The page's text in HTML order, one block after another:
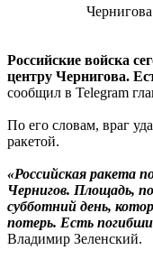
Российские войска
центру Чернигова.
сообщил в Telegram
По его словам, враг
ракетой.
«Российская ракета
Чернигов. Площадь,
субботний день,
потерь. Есть
Владимир Зеленский.